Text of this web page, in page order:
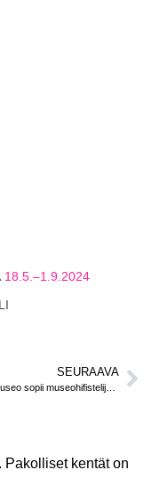
18.5.–1.9.2024
SEURAAVA
Punkmuseo sopii museohifistelijöille, joiden maiharit on vielä kaapissa
Pakolliset kentät on